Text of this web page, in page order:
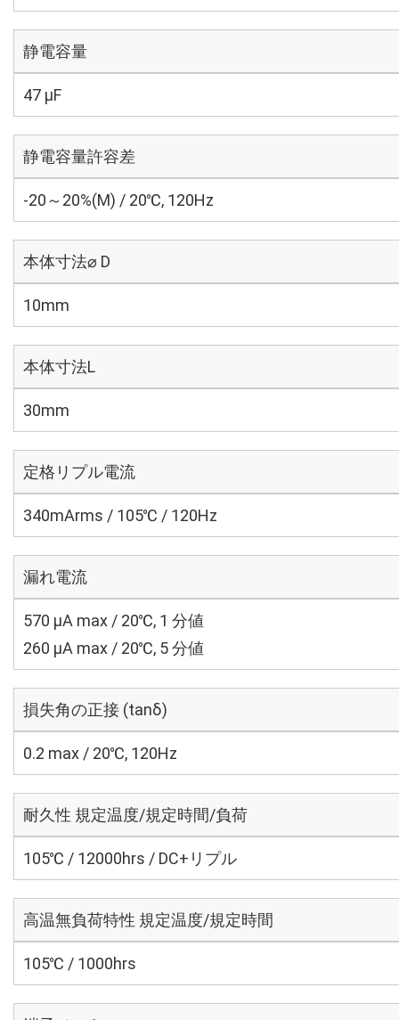
静電容量
47 µF
静電容量許容差
-20～20%(M) / 20℃, 120Hz
本体寸法⌀ D
10mm
本体寸法L
30mm
定格リプル電流
340mArms / 105℃ / 120Hz
漏れ電流
570 μA max / 20℃, 1 分値
260 μA max / 20℃, 5 分値
損失角の正接 (tanδ)
0.2 max / 20℃, 120Hz
耐久性 規定温度/規定時間/負荷
105℃ / 12000hrs / DC+リプル
高温無負荷特性 規定温度/規定時間
105℃ / 1000hrs